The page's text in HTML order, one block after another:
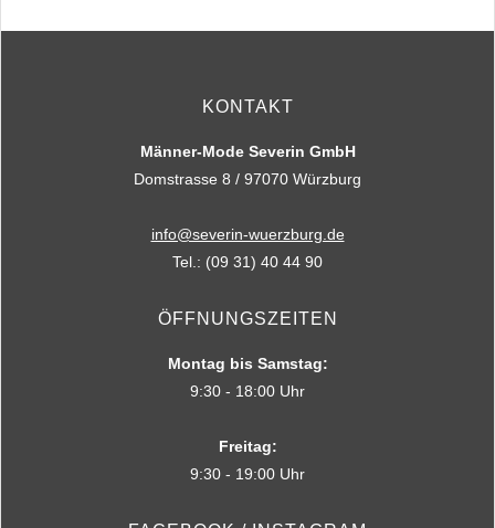
KONTAKT
Männer-Mode Severin GmbH
Domstrasse 8 / 97070 Würzburg
info@severin-wuerzburg.de
Tel.: (09 31) 40 44 90
ÖFFNUNGSZEITEN
Montag bis Samstag:
9:30 - 18:00 Uhr
Freitag:
9:30 - 19:00 Uhr